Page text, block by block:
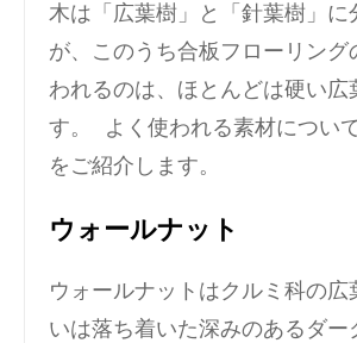
木は「広葉樹」と「針葉樹」に
が、このうち合板フローリング
われるのは、ほとんどは硬い広
す。 よく使われる素材につい
をご紹介します。
ウォールナット
ウォールナットはクルミ科の広
いは落ち着いた深みのあるダー